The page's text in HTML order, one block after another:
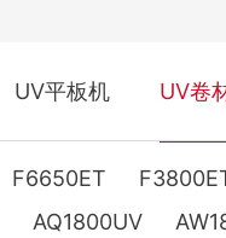
UV平板机 UV卷
F6650ET
AQ1800UV